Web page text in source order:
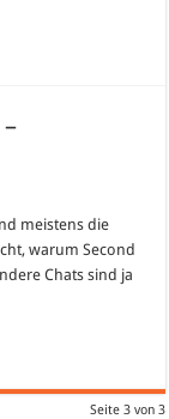
meistens die
warum Second
Chats sind ja
Seite 3 von 3